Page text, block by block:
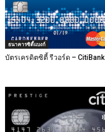
ธนาคารซิตี้แบงก์
บัตรเครดิตซิตี้ รีวอร์ด – CitiBank